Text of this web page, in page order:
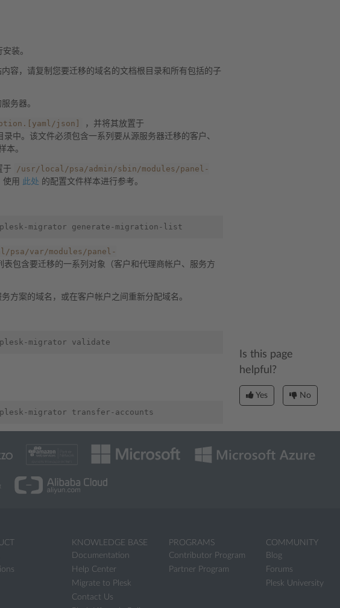
装。
容，请复制您要迁移的域名的文档根目录和所有包括的子
务器。
json] ，并将其放置于
录中。该文件必须包含一系列要从源服务器迁移的客户、
本。
于
/usr/local/psa/admin/sbin/modules/panel-
使用 此处 的配置文件样本进行参考。
migrator
psa/var/modules/panel-
表包含要迁移的一系列对象（客户和代理商帐户、服务方
方案的域名，或在客户帐户之间重新分配域名。
migrator
migrator
Is this page
helpful?
Yes No
KNOWLEDGE BASE
Documentation
Help Center
Migrate to Plesk
Contact Us
PROGRAMS
Contributor Program
Partner Program
COMMUNITY
Blog
Forums
Plesk University